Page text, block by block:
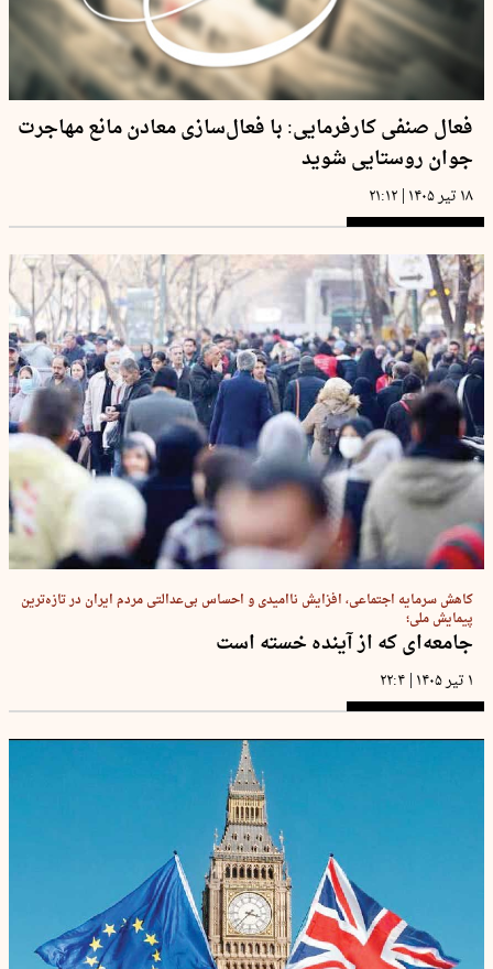
فعال صنفی کارفرمایی: با فعال‌سازی معادن مانع مهاجرت
جوان روستایی شوید
۱۸ تیر ۱۴۰۵ | ۲۱:۱۲
کاهش سرمایه اجتماعی، افزایش ناامیدی و احساس بی‌عدالتی مردم ایران در تازه‌ترین
پیمایش ملی؛
جامعه‌ای که از آینده خسته است
۱ تیر ۱۴۰۵ | ۲۲:۴